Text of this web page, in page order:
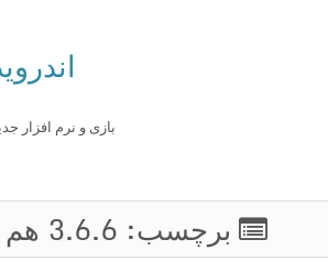
اندروید
بازی و نرم افزار جدید
برچسب: 3.6.6 هم